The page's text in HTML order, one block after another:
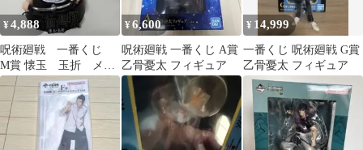
¥4,888
呪術廻戦 一番くじ
M賞 懐玉 玉折 メモ
リアルフィギア 五条悟
夏油傑
¥6,600
呪術廻戦 一番くじ A賞
乙骨憂太 フィギュア
¥ 14,999
一番くじ 呪術廻戦 G賞
乙骨憂太 フィギュア